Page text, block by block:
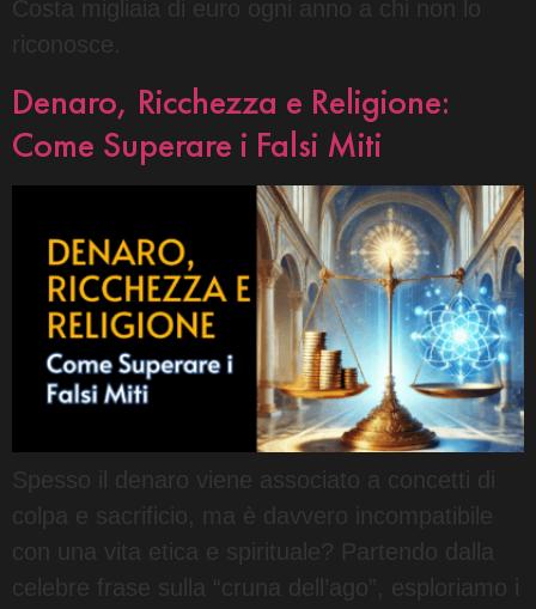
Costa migliaia di euro ogni anno a chi non lo
riconosce.
Denaro, Ricchezza e Religione:
Come Superare i Falsi Miti
Spesso il denaro viene associato a concetti di
colpa e sacrificio, ma è davvero incompatibile
con una vita etica e spirituale? Partendo dalla
celebre frase sulla “cruna dell’ago”, esploriamo i